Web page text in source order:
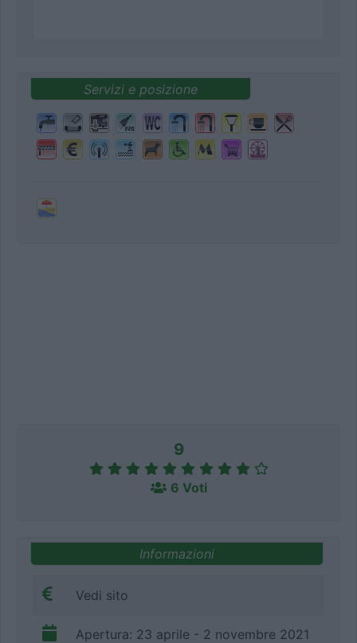
Servizi e posizione
9
6 Voti
Informazioni
Vedi sito
Apertura: 23 aprile - 2 novembre 2021